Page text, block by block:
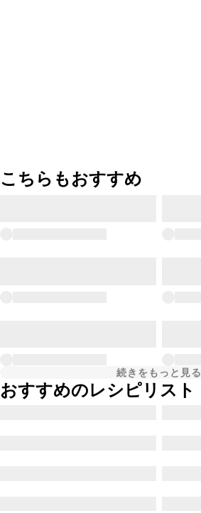
こちらもおすすめ
続きをもっと見る
おすすめのレシピリスト